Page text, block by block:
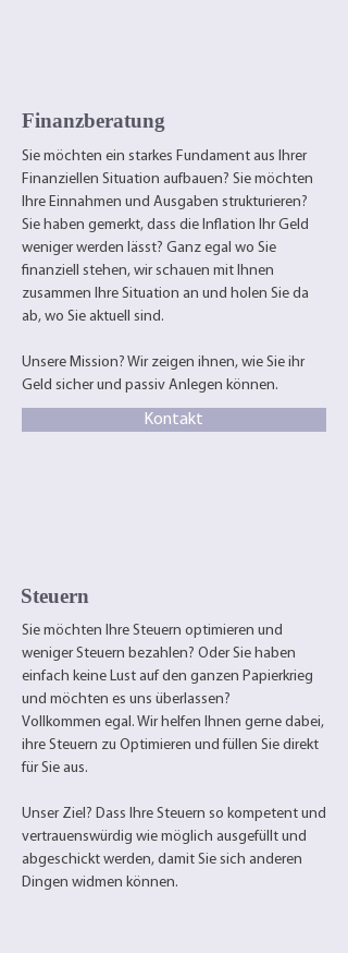
Finanzberatung
Sie möchten ein starkes Fundament aus Ihrer
Finanziellen Situation aufbauen? Sie möchten
Ihre Einnahmen und Ausgaben strukturieren?
Sie haben gemerkt, dass die Inflation Ihr Geld
weniger werden lässt? Ganz egal wo Sie
finanziell stehen, wir schauen mit Ihnen
zusammen Ihre Situation an und holen Sie da
ab, wo Sie aktuell sind.
Unsere Mission? Wir zeigen ihnen, wie Sie ihr
Geld sicher und passiv Anlegen können.
Kontakt
Steuern
Sie möchten Ihre Steuern optimieren und
weniger Steuern bezahlen? Oder Sie haben
einfach keine Lust auf den ganzen Papierkrieg
und möchten es uns überlassen?
Vollkommen egal. Wir helfen Ihnen gerne dabei,
ihre Steuern zu Optimieren und füllen Sie direkt
für Sie aus.
Unser Ziel? Dass Ihre Steuern so kompetent und
vertrauenswürdig wie möglich ausgefüllt und
abgeschickt werden, damit Sie sich anderen
Dingen widmen können.